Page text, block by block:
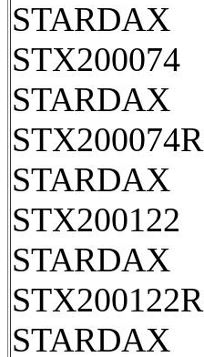
STARDAX
STX200074
STARDAX
STX200074R
STARDAX
STX200122
STARDAX
STX200122R
STARDAX